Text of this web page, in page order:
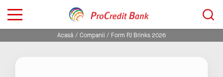
Acasă Companii Form PJ Brinks 2026